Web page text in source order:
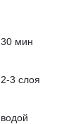
30 мин
2-3 слоя
водой